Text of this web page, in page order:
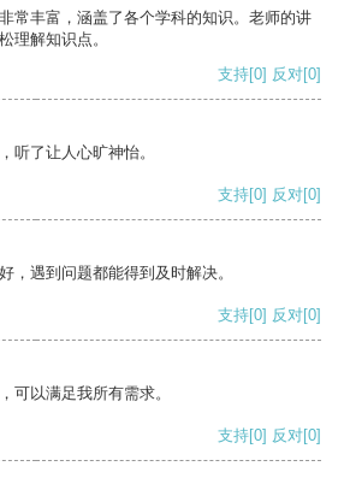
常丰富，涵盖了各个学科的知识。老师的讲
理解知识点。
支持[0] 反对[0]
听了让人心旷神怡。
支持[0] 反对[0]
，遇到问题都能得到及时解决。
支持[0] 反对[0]
可以满足我所有需求。
支持[0] 反对[0]